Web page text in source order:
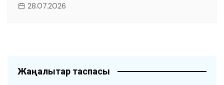
28.07.2026
Жаңалықтар таспасы